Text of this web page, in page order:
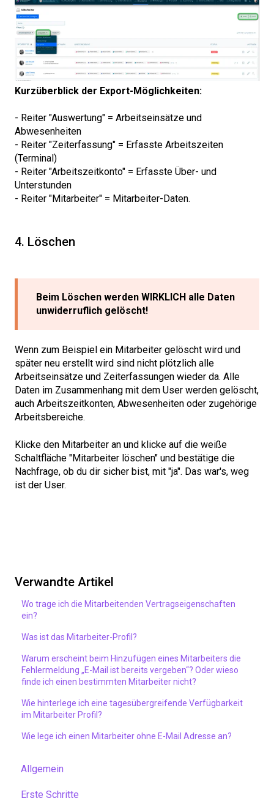
Kurzüberblick der Export-Möglichkeiten:
- Reiter "Auswertung" = Arbeitseinsätze und
Abwesenheiten
- Reiter "Zeiterfassung" = Erfasste Arbeitszeiten
(Terminal)
- Reiter "Arbeitszeitkonto" = Erfasste Über- und
Unterstunden
- Reiter "Mitarbeiter" = Mitarbeiter-Daten.
4. Löschen
Beim Löschen werden WIRKLICH alle Daten
unwiderruflich gelöscht!
Wenn zum Beispiel ein Mitarbeiter gelöscht wird und
später neu erstellt wird sind nicht plötzlich alle
Arbeitseinsätze und Zeiterfassungen wieder da. Alle
Daten im Zusammenhang mit dem User werden gelöscht,
auch Arbeitszeitkonten, Abwesenheiten oder zugehörige
Arbeitsbereiche.
Klicke den Mitarbeiter an und klicke auf die weiße
Schaltfläche "Mitarbeiter löschen" und bestätige die
Nachfrage, ob du dir sicher bist, mit "ja". Das war's, weg
ist der User.
Verwandte Artikel
Wo trage ich die Mitarbeitenden Vertragseigenschaften
ein?
Was ist das Mitarbeiter-Profil?
Warum erscheint beim Hinzufügen eines Mitarbeiters die
Fehlermeldung „E-Mail ist bereits vergeben“? Oder wieso
finde ich einen bestimmten Mitarbeiter nicht?
Wie hinterlege ich eine tagesübergreifende Verfügbarkeit
im Mitarbeiter Profil?
Wie lege ich einen Mitarbeiter ohne E-Mail Adresse an?
Allgemein
Erste Schritte